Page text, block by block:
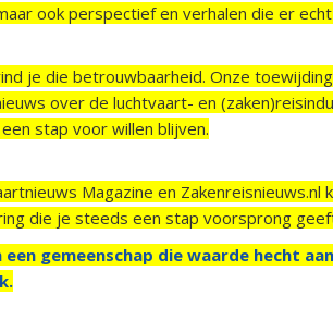
ook perspectief en verhalen die er
je die betrouwbaarheid. Onze
over de luchtvaart- en
stap voor willen blijven.
Magazine en Zakenreisnieuws.nl
die je steeds een stap voorsprong
gemeenschap die waarde hecht aan